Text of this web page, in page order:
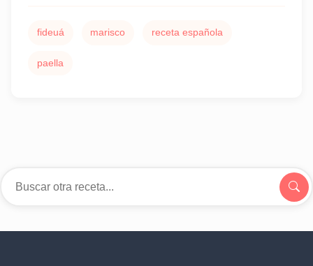
fideuá marisco receta española
paella